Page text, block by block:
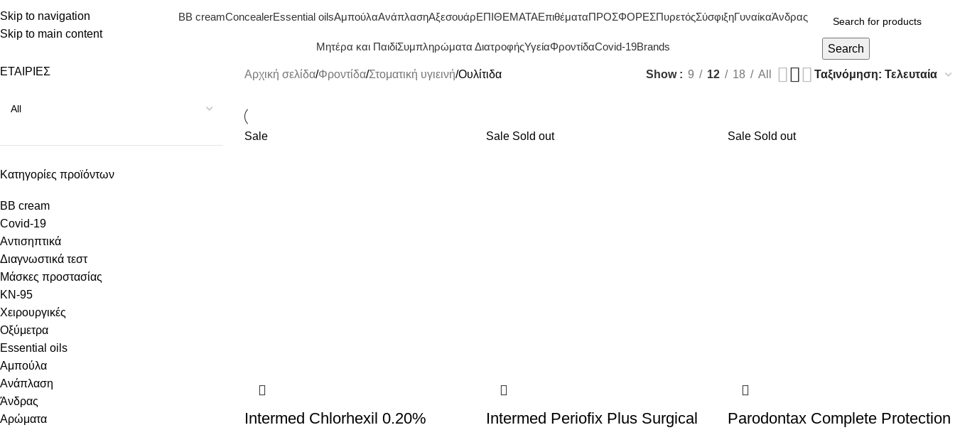
Skip to navigation
Skip to main content
BB creamConcealerEssential oilsΑμπούλαΑνάπλασηΑξεσουάρΕΠΙΘΕΜΑΤΑΕπιθέματαΠΡΟΣΦΟΡΕΣΠυρετόςΣύσφιξηΓυναίκαΆνδρας
Μητέρα και ΠαιδίΣυμπληρώματα ΔιατροφήςΥγείαΦροντίδαCovid-19Brands
Search
ΕΤΑΙΡΙΕΣ
Κατηγορίες προϊόντων
BB cream
Covid-19
Αντισηπτικά
Διαγνωστικά τεστ
Μάσκες προστασίας
KN-95
Χειρουργικές
Οξύμετρα
Essential oils
Αμπούλα
Ανάπλαση
Άνδρας
Αρώματα
Αρχική σελίδα Φροντίδα Στοματική υγιεινή Ουλίτιδα Show 9 12 18 All
Sale
Intermed Chlorhexil 0.20%
Sale Sold out
Intermed Periofix Plus Surgical
Sale Sold out
Parodontax Complete Protection